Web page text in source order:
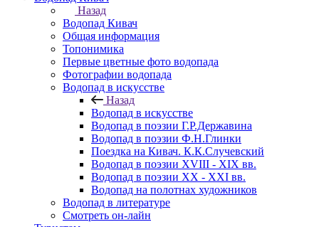
Назад
Водопад Кивач
Общая информация
Топонимика
Первые цветные фото водопада
Фотографии водопада
Водопад в искусстве
Назад
Водопад в искусстве
Водопад в поэзии Г.Р.Державина
Водопад в поэзии Ф.Н.Глинки
Поездка на Кивач. К.К.Случевский
Водопад в поэзии XVIII - XIX вв.
Водопад в поэзии XX - XXI вв.
Водопад на полотнах художников
Водопад в литературе
Смотреть он-лайн